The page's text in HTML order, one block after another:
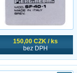
150,00 CZK / ks
bez DPH